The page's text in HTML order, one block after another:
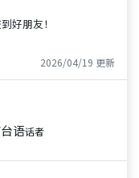
好朋友！
2026/04/19 更新
语话者